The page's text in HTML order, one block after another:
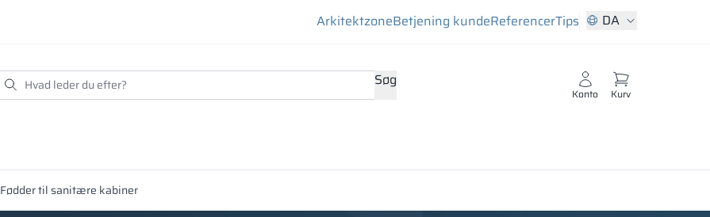
ArkitektzoneBetjening kundeReferencerTips DA
Søg
Konto Kurv
Fødder til sanitære kabiner